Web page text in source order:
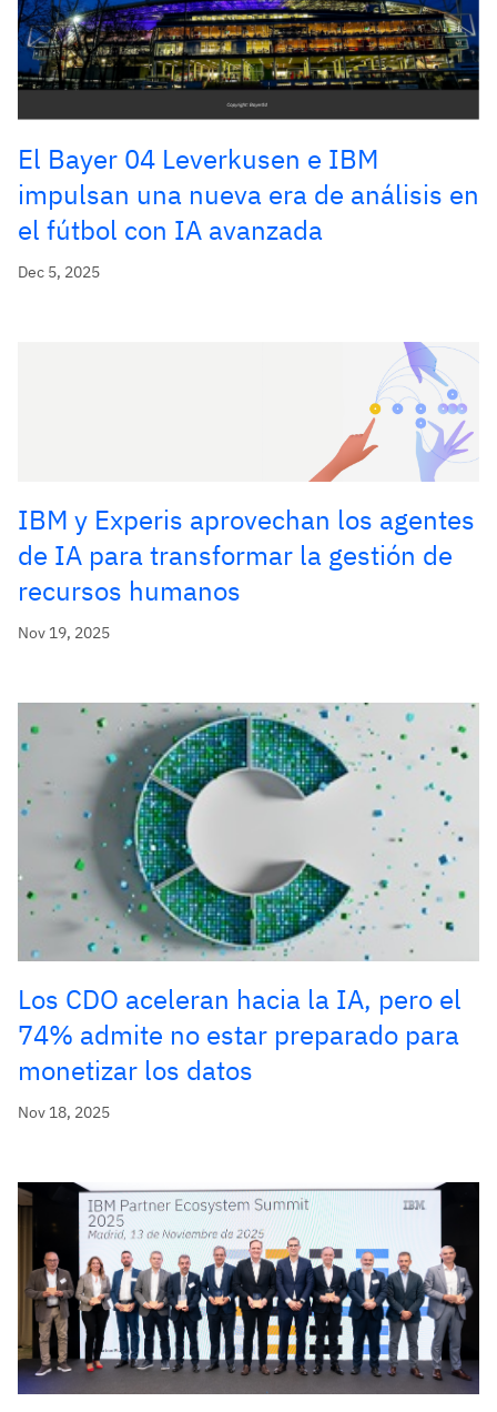
El Bayer 04 Leverkusen e IBM
impulsan una nueva era de análisis en
el fútbol con IA avanzada
Dec 5, 2025
IBM y Experis aprovechan los agentes
de IA para transformar la gestión de
recursos humanos
Nov 19, 2025
Los CDO aceleran hacia la IA, pero el
74% admite no estar preparado para
monetizar los datos
Nov 18, 2025